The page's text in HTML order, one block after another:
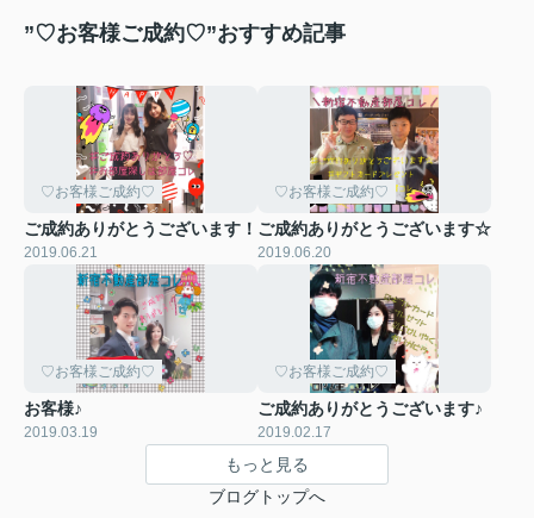
”♡お客様ご成約♡”おすすめ記事
♡お客様ご成約♡
ご成約ありがとうございます！
2019.06.21
♡お客様ご成約♡
ご成約ありがとうございます☆
2019.06.20
♡お客様ご成約♡
お客様♪
2019.03.19
♡お客様ご成約♡
ご成約ありがとうございます♪
2019.02.17
もっと見る
ブログトップへ